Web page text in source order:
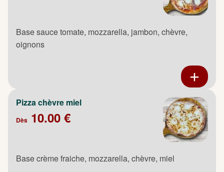
Base sauce tomate, mozzarella, jambon, chèvre,
oignons
Pizza chèvre miel
Dès 10.00 €
Base crème fraiche, mozzarella, chèvre, miel